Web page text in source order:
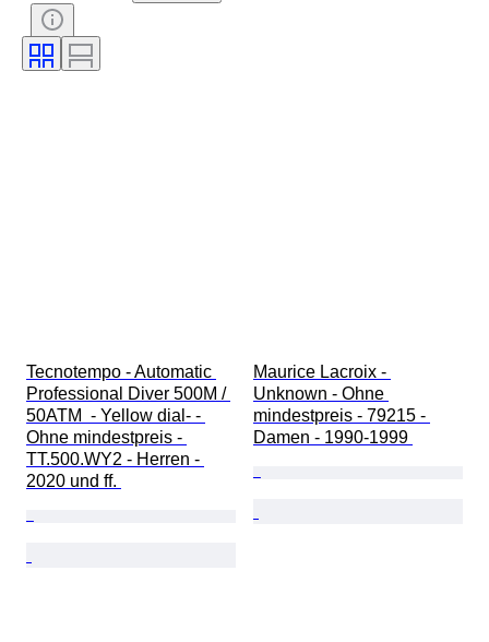
Periode
Zertifikat
Auflage
Uhrwerk
Tecnotempo - Automatic
Professional Diver 500M /
50ATM  - Yellow dial- -
Ohne mindestpreis -
TT.500.WY2 - Herren -
2020 und ff.
Maurice Lacroix -
Unknown - Ohne
mindestpreis - 79215 -
Damen - 1990-1999